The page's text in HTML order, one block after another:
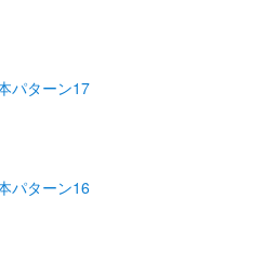
パターン17
パターン16